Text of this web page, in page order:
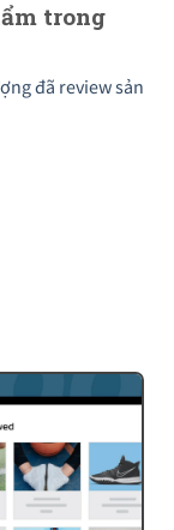
trong
đã review sản